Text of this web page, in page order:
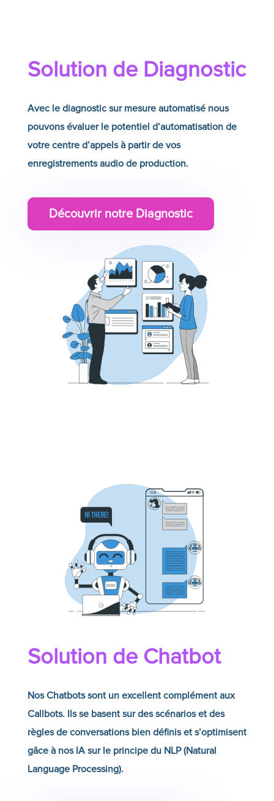
Solution de Diagnostic
Avec le diagnostic sur mesure automatisé nous
pouvons évaluer le potentiel d’automatisation de
votre centre d’appels à partir de vos
enregistrements audio de production.
Découvrir notre Diagnostic
Solution de Chatbot
Nos Chatbots sont un excellent complément aux
Callbots. Ils se basent sur des scénarios et des
règles de conversations bien définis et s’optimisent
gâce à nos IA sur le principe du NLP (Natural
Language Processing).